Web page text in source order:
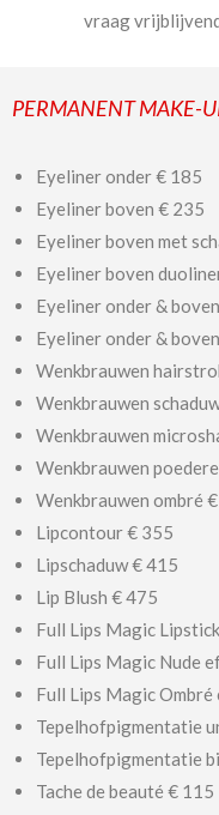
vraag
PERMANENT MAKE-
Eyeliner onder € 185
Eyeliner boven € 235
Eyeliner boven met
Eyeliner boven
Eyeliner onder &
Eyeliner onder &
Wenkbrauwen
Wenkbrauwen
Wenkbrauwen
Wenkbrauwen
Wenkbrauwen ombré
Lipcontour € 355
Lipschaduw € 415
Lip Blush € 475
Full Lips Magic
Full Lips Magic Nude
Full Lips Magic
Tepelhofpigmentatie
Tepelhofpigmentatie
Tache de beauté € 115